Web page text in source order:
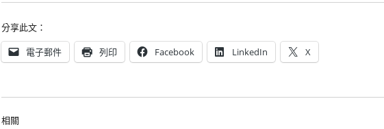
分享此文：
電子郵件 列印 Facebook LinkedIn X
相關